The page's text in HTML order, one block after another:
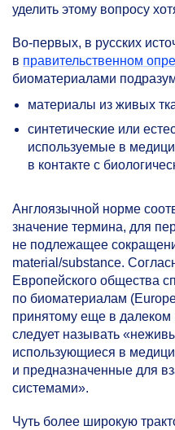
уделить этому вопросу
Во-первых, в русских
в правительственном
биоматериалами
материалы из живых
синтетические или
используемые в
в контакте с
Англоязычной норме
значение термина, для
не подлежащее
material/substance.
Европейского общества
по биоматериалам
принятому еще в далеком
следует называть
использующиеся в
и предназначенные для
системами».
Чуть более широкую